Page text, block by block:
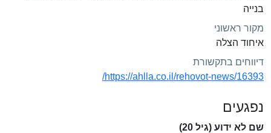
בנייה
מקור ראשוני
איחוד הצלה
דיווחים בתקשורת
https://ahlla.co.il/rehovot-news/16393/
נפגעים
שם לא ידוע (גיל 20)